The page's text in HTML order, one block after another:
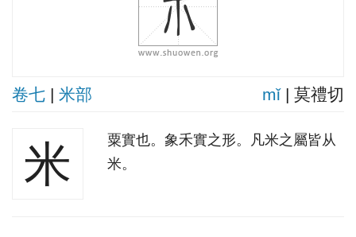
卷七 | 米部 mǐ| 莫禮切
米
粟實也。象禾實之形。凡米之屬皆从
米。